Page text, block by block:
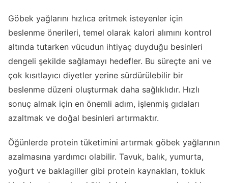
Göbek yağlarını hızlıca eritmek isteyenler için
beslenme önerileri, temel olarak kalori alımını kontrol
altında tutarken vücudun ihtiyaç duyduğu besinleri
dengeli şekilde sağlamayı hedefler. Bu süreçte ani ve
çok kısıtlayıcı diyetler yerine sürdürülebilir bir
beslenme düzeni oluşturmak daha sağlıklıdır. Hızlı
sonuç almak için en önemli adım, işlenmiş gıdaları
azaltmak ve doğal besinleri artırmaktır.
Öğünlerde protein tüketimini artırmak göbek yağlarının
azalmasına yardımcı olabilir. Tavuk, balık, yumurta,
yoğurt ve baklagiller gibi protein kaynakları, tokluk